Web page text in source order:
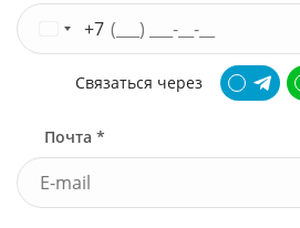
+7
Связаться через
Почта *